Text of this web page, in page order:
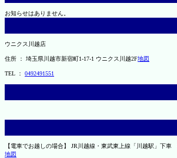
お知らせはありません。
ウニクス川越店
住所 ： 埼玉県川越市新宿町1-17-1 ウニクス川越2F地図
TEL ： 0492491551
【電車でお越しの場合】 JR川越線・東武東上線「川越駅」下
地図